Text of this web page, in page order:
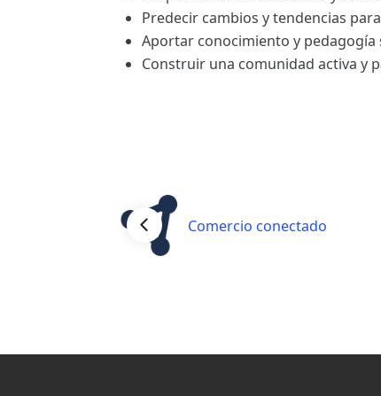
Predecir cambios y tendencias
Aportar conocimiento y pedagogía
Construir una comunidad activa y
Comercio conectado